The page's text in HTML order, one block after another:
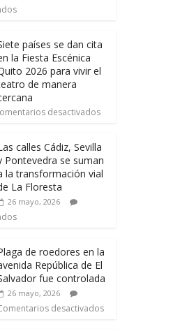
países se dan cita
la Fiesta Escénica
2026 para vivir el
de manera
desactivados
calles Cádiz, Sevilla
Pontevedra se suman
la transformación vial
La Floresta
26 mayo, 2026
de roedores en la
República de El
fue controlada
26 mayo, 2026
desactivados